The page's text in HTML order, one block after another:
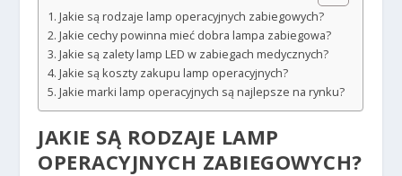
Jakie są rodzaje lamp operacyjnych zabiegowych?
Jakie cechy powinna mieć dobra lampa zabiegowa?
Jakie są zalety lamp LED w zabiegach medycznych?
Jakie są koszty zakupu lamp operacyjnych?
Jakie marki lamp operacyjnych są najlepsze na rynku?
JAKIE SĄ RODZAJE LAMP
OPERACYJNYCH ZABIEGOWYCH?